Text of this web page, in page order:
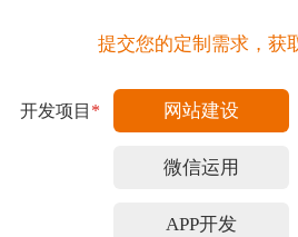
提交您的定制需求，获
开发项目 * 网站建设
微信运用
APP开发